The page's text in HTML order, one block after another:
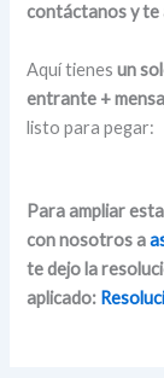
contáctanos y te
Aquí tienesun
entrante +
listo para pegar:
Para ampliar
con nosotros a
te dejo la
aplicado: